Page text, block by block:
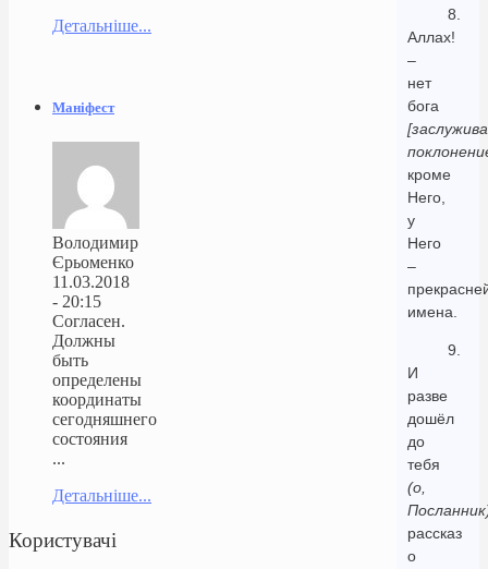
8.
Аллах!
–
нет
бога
кроме
Него,
у
Него
–
имена.
9.
И
разве
дошёл
до
тебя
(о,
рассказ
о
Детальніше...
Маніфест
Володимир
Єрьоменко
11.03.2018
- 20:15
Согласен.
Должны
быть
определены
координаты
сегодняшнего
состояния
...
Детальніше...
Користувачі